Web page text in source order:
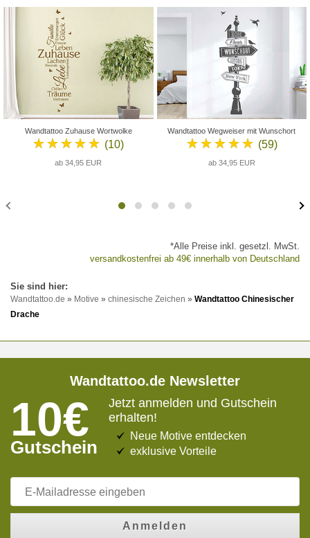
Wandtattoo Zuhause Wortwolke
★★★★★ (10)
ab 34,95 EUR
Wandtattoo Wegweiser mit Wunschort
★★★★★ (59)
ab 34,95 EUR
*Alle Preise inkl. gesetzl. MwSt.
versandkostenfrei ab 49€ innerhalb von Deutschland
Wandtattoo.de » Motive » chinesische Zeichen » Wandtattoo Chinesischer
Drache
Wandtattoo.de Newsletter
10€
Gutschein
Jetzt anmelden und Gutschein
erhalten!
Neue Motive entdecken
exklusive Vorteile
Anmelden